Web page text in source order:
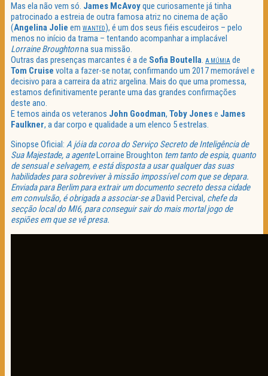
Mas ela não vem só. James McAvoyque curiosamente já tinha
patrocinado a estreia de outra famosa atriz no cinema de ação
(Angelina Jolie em WANTED), é um dos seus fiéis escudeiros – pelo
menos no início da trama – tentando acompanhar a implacável
Lorraine Broughtonna sua missão.
Outras das presenças marcantes é a de Sofia Boutella. A MÚMIA de
Tom Cruise volta a fazer-se notar, confirmando um 2017 memorável e
decisivo para a carreira da atriz argelina. Mais do que uma promessa,
estamos definitivamente perante uma das grandes confirmações
deste ano.
E temos ainda os veteranos John Goodman, Toby Jonese James
Faulkner, a dar corpo e qualidade a um elenco 5 estrelas.
Sinopse Oficial: A jóia da coroa do Serviço Secreto de Inteligência de
Sua Majestade, a agenteLorraine Broughton tem tanto de espia, quanto
de sensual e selvagem, e está disposta a usar qualquer das suas
habilidades para sobreviver à missão impossível com que se depara.
Enviada para Berlim para extrair um documento secreto dessa cidade
em convulsão, é obrigada a associar-se aDavid Percival, chefe da
secção local do MI6, para conseguir sair do mais mortal jogo de
espiões em que se vê presa.